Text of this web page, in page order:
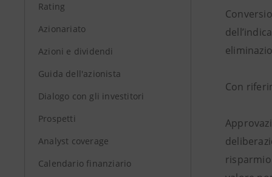
Rating
Azionariato
Azioni e dividendi
Guida dell'azionista
Dialogo con gli investitori
Prospetti
Analyst coverage
Calendario finanziario
Con